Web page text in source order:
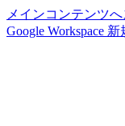
メインコンテンツ
Google Workspace